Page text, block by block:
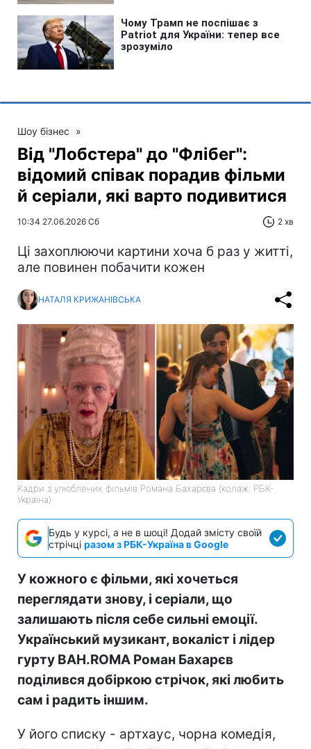
Шоу бізнес »
Від "Лобстера" до "Флібег":
відомий співак порадив фільми
й серіали, які варто подивитися
10:34 27.06.2026 Сб 2 хв
Ці захоплюючи картини хоча б раз у житті,
але повинен побачити кожен
НАТАЛЯ КРИЖАНІВСЬКА
Кадри з улюблених фільмів Романа Бахарєва (колаж: РБК-
Україна)
Будь у курсі, а не в шоці! Додай змісту своїй
стрічці разом з РБК-Україна в Google
У кожного є фільми, які хочеться
переглядати знову, і серіали, що
залишають після себе сильні емоції.
Український музикант, вокаліст і лідер
гурту BAH.ROMA Роман Бахарєв
поділився добіркою стрічок, які любить
сам і радить іншим.
У його списку - артхаус, чорна комедія,